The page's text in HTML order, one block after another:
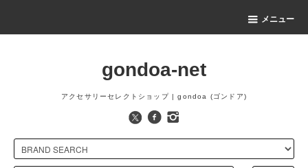
メニュー
gondoa-net
アクセサリーセレクトショップ | gondoa (ゴンドア)